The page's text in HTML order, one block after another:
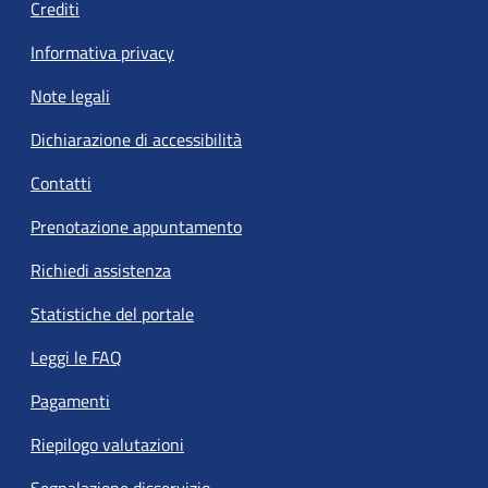
Crediti
Informativa privacy
Note legali
Dichiarazione di accessibilità
Contatti
Prenotazione appuntamento
Richiedi assistenza
Statistiche del portale
Leggi le FAQ
Pagamenti
Riepilogo valutazioni